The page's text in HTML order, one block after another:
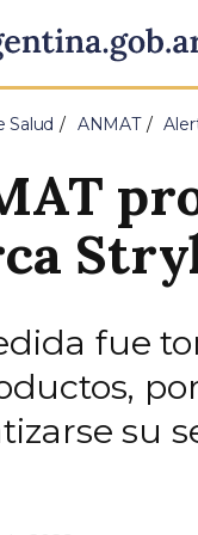
Salud ANMAT
fue
su